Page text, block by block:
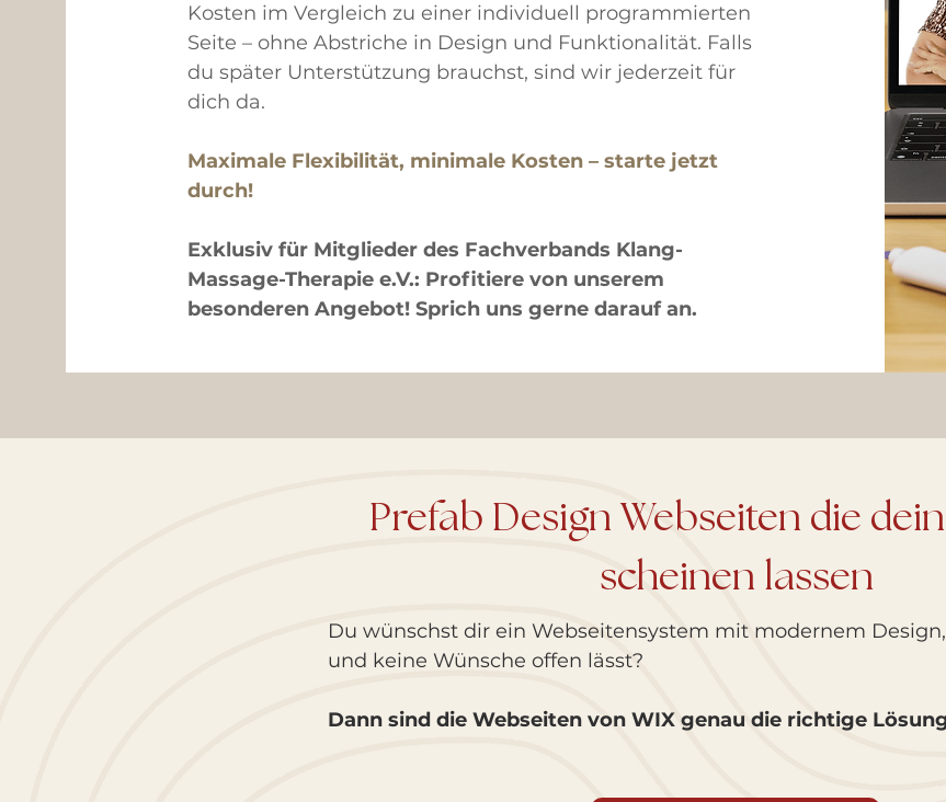
Kosten im Vergleich zu einer individuell programmierten
Seite – ohne Abstriche in Design und Funktionalität. Falls
du später Unterstützung brauchst, sind wir jederzeit für
dich da.
Maximale Flexibilität, minimale Kosten – starte jetzt
durch!
Exklusiv für Mitglieder des Fachverbands Klang-
Massage-Therapie e.V.: Profitiere von unserem
besonderen Angebot! Sprich uns gerne darauf an.
Prefab Design Webseiten die
scheinen lassen
Du wünschst dir ein Webseitensystem mit modernem
und keine Wünsche offen lässt?
Dann sind die Webseiten von WIX genau die richtige